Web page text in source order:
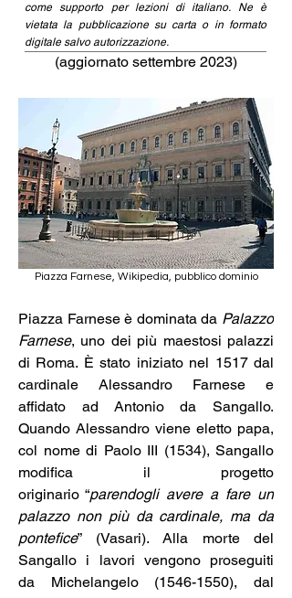
come supporto per lezioni di italiano. Ne è
vietata la pubblicazione su carta o in formato
digitale salvo autorizzazione.
(aggiornato settembre 2023)
Piazza Farnese, Wikipedia, pubblico dominio
Piazza Farnese è dominata da Palazzo
Farnese, uno dei più maestosi palazzi
di Roma. È stato iniziato nel 1517 dal
cardinale Alessandro Farnese e
affidato ad Antonio da Sangallo.
Quando Alessandro viene eletto papa,
col nome di Paolo III (1534), Sangallo
modifica il progetto
originario “parendogli avere a fare un
palazzo non più da cardinale, ma da
pontefice” (Vasari). Alla morte del
Sangallo i lavori vengono proseguiti
da Michelangelo (1546-1550), dal